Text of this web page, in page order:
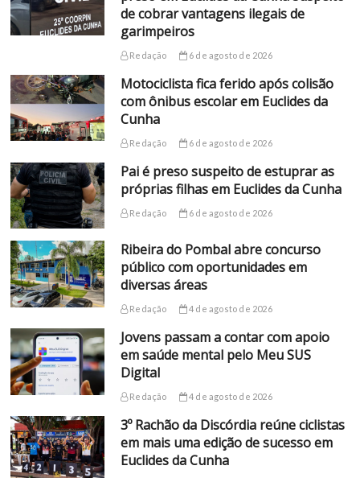
de cobrar vantagens ilegais de
garimpeiros
Redação 6 de agosto de 2026
Motociclista fica ferido após colisão
com ônibus escolar em Euclides da
Cunha
Redação 6 de agosto de 2026
Pai é preso suspeito de estuprar as
próprias filhas em Euclides da Cunha
Redação 6 de agosto de 2026
Ribeira do Pombal abre concurso
público com oportunidades em
diversas áreas
Redação 4 de agosto de 2026
Jovens passam a contar com apoio
em saúde mental pelo Meu SUS
Digital
Redação 4 de agosto de 2026
3º Rachão da Discórdia reúne ciclistas
em mais uma edição de sucesso em
Euclides da Cunha